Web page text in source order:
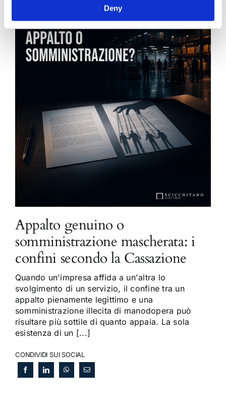
Deny
Appalto genuino o
somministrazione mascherata: i
confini secondo la Cassazione
Quando un'impresa affida a un'altra lo
svolgimento di un servizio, il confine tra un
appalto pienamente legittimo e una
somministrazione illecita di manodopera può
risultare più sottile di quanto appaia. La sola
esistenza di un [...]
CONDIVIDI SUI SOCIAL